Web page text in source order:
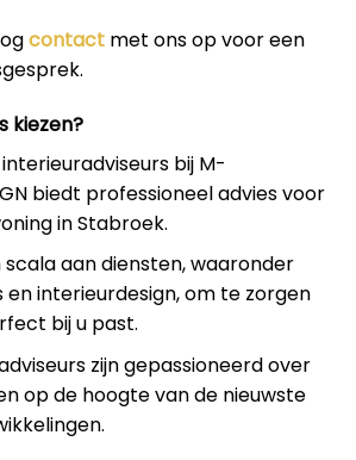
contact met ons op voor een
kiezen?
bij M-
biedt professioneel advies voor
in Stabroek.
scala aan diensten, waaronder
en interieurdesign, om te zorgen
bij u past.
zijn gepassioneerd over
op de hoogte van de nieuwste